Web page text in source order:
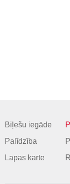
Biļešu iegāde
Palīdzība
Lapas karte